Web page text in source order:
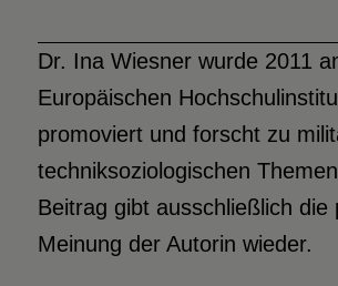
Dr. Ina Wiesner wurde 2011
Europäischen
promoviert und forscht zu
techniksoziologischen
Beitrag gibt ausschließlich die
Meinung der Autorin wieder.